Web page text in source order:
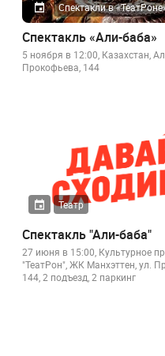
Спектакли в
Спектакль «Али-баба»
5 ноября в 12:00, Казахстан,
Прокофьева, 144
Театр
Спектакль "Али-баба"
27 июня в 15:00, Культурное
"ТеатРон", ЖК Манхэттен, ул.
144, 2 подъезд, 2 паркинг